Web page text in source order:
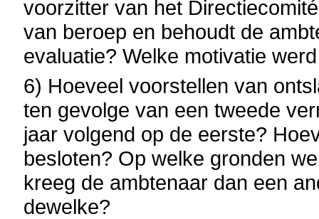
voorzitter van het
van beroep en behoudt de
evaluatie? Welke motivatie
6) Hoeveel voorstellen van
ten gevolge van een tweede
jaar volgend op de eerste?
besloten? Op welke gronden
kreeg de ambtenaar dan een
dewelke?